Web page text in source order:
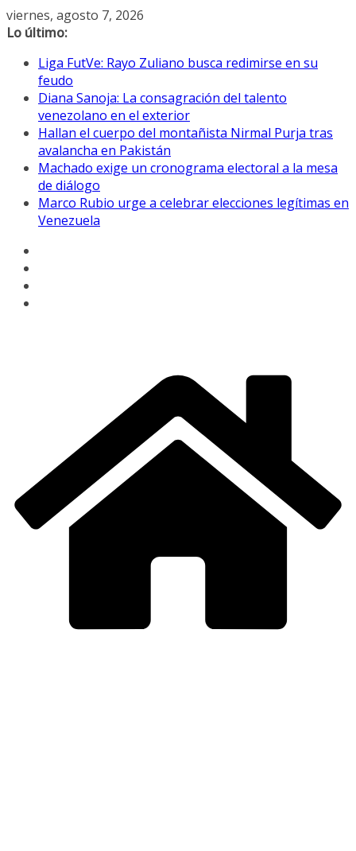
Saltar
al
viernes, agosto 7, 2026
Lo último:
Liga FutVe: Rayo Zuliano busca redimirse en su
feudo
Diana Sanoja: La consagración del talento
venezolano en el exterior
Hallan el cuerpo del montañista Nirmal Purja tras
avalancha en Pakistán
Machado exige un cronograma electoral a la mesa
de diálogo
Marco Rubio urge a celebrar elecciones legítimas en
Venezuela